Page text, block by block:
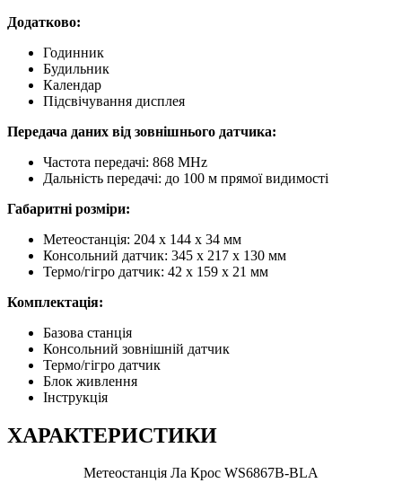
Додатково:
Годинник
Будильник
Календар
Підсвічування дисплея
Передача даних від зовнішнього датчика:
Частота передачі: 868 MHz
Дальність передачі: до 100 м прямої видимості
Габаритні розміри:
Метеостанція: 204 x 144 x 34 мм
Консольний датчик: 345 x 217 x 130 мм
Термо/гігро датчик: 42 x 159 x 21 мм
Комплектація:
Базова станція
Консольний зовнішній датчик
Термо/гігро датчик
Блок живлення
Інструкція
ХАРАКТЕРИСТИКИ
Метеостанція Ла Крос WS6867B-BLA